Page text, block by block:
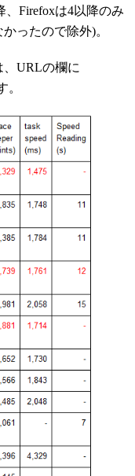
、Firefoxは4以降のみ
ったので除外)。
、URLの欄に
。